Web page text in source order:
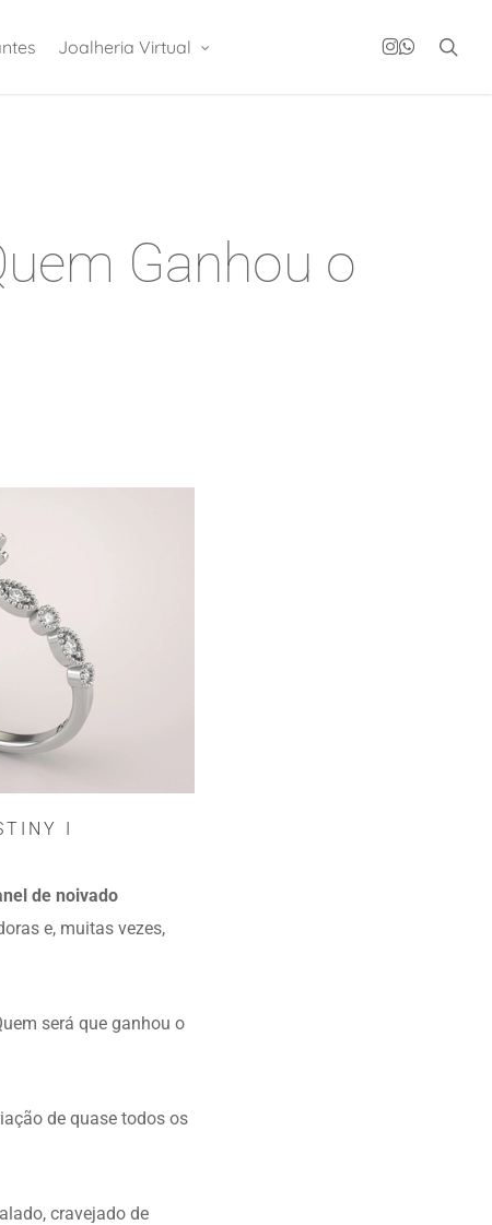
Joalheria Virtual instagram
whatsapp
Ganhou o
I
de noivado
e, muitas vezes,
será que ganhou o
de quase todos os
cravejado de